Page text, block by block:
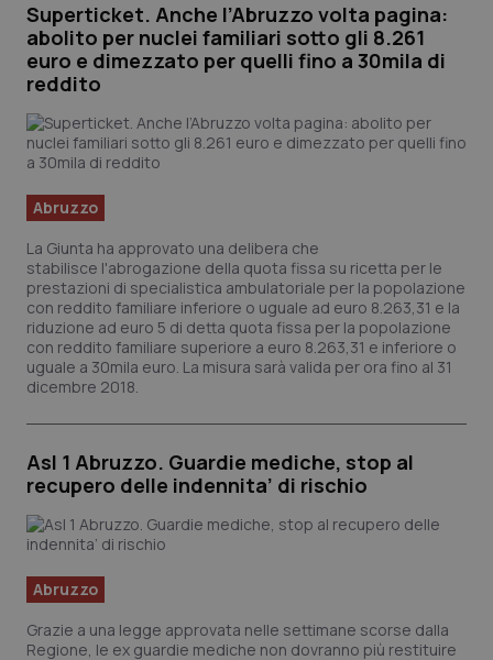
Tumori gastrointestinali
Ulcera & Reflusso
Vaccini
Superticket. Anche l’Abruzzo volta pagina:
abolito per nuclei familiari sotto gli 8.261
euro e dimezzato per quelli fino a 30mila di
reddito
Abruzzo
La Giunta ha approvato una delibera che
stabilisce l'abrogazione della quota fissa su ricetta per le
prestazioni di specialistica ambulatoriale per la popolazione
con reddito familiare inferiore o uguale ad euro 8.263,31 e la
riduzione ad euro 5 di detta quota fissa per la popolazione
con reddito familiare superiore a euro 8.263,31 e inferiore o
uguale a 30mila euro. La misura sarà valida per ora fino al 31
dicembre 2018.
Asl 1 Abruzzo. Guardie mediche, stop al
recupero delle indennita’ di rischio
Abruzzo
Grazie a una legge approvata nelle settimane scorse dalla
Regione, le ex guardie mediche non dovranno più restituire